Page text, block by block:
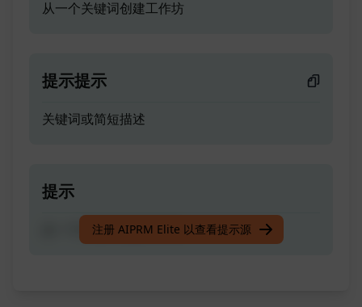
从一个关键词创建工作坊
提示提示
关键词或简短描述
提示
从一个关键词创建工作坊
注册 AIPRM Elite 以查看提示源